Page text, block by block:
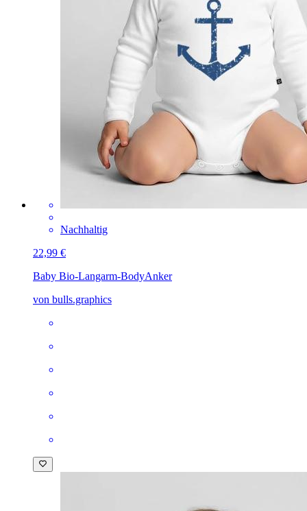
Nachhaltig
22,99 €
Baby Bio-Langarm-BodyAnker
von bulls.graphics